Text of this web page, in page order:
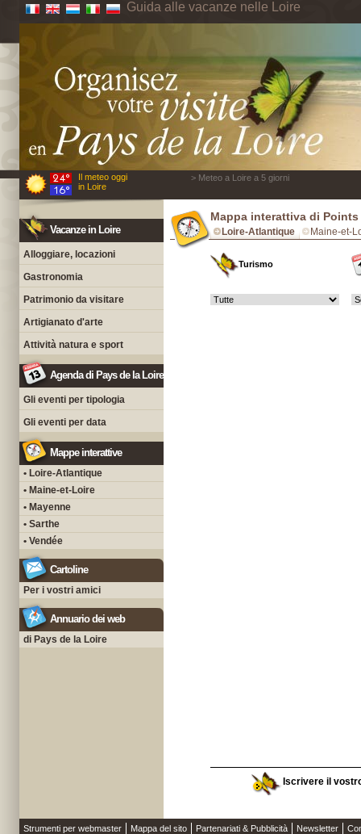
Guida alle vacanze nelle Loire
Il meteo oggi
in Loire
> Meteo a Loire a 5 giorni
Vacanze in Loire
Alloggiare, locazioni
Gastronomia
Patrimonio da visitare
Artigianato d'arte
Attività natura e sport
Agenda di Pays de la Loire
Gli eventi per tipologia
Gli eventi per data
Mappe interattive
• Loire-Atlantique
• Maine-et-Loire
• Mayenne
• Sarthe
• Vendée
Cartoline
Per i vostri amici
Annuario dei web
di Pays de la Loire
Mappa interattiva di
Loire-Atlantique Maine-et-
Turismo
Iscrivere il
Strumenti per webmaster Mappa del sito Partenariati & Pubblicità Newsletter